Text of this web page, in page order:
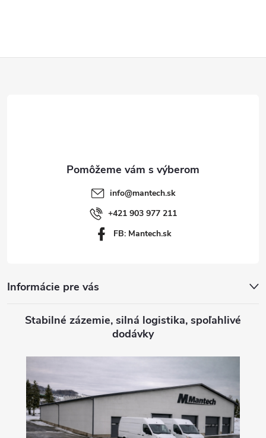
info@mantech.sk
+421 903 977 211
FB: Mantech.sk
Informácie pre vás
Stabilné zázemie, silná logistika, spoľahlivé
dodávky